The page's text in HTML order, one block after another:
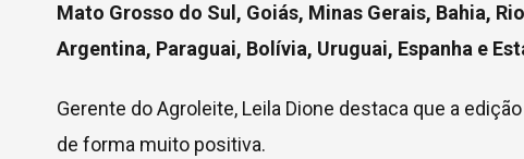
Mato Grosso do Sul, Goiás, Minas Gerais, Bahia,
Argentina, Paraguai, Bolívia, Uruguai, Espanha e
Gerente do Agroleite, Leila Dione destaca que a
de forma muito positiva.